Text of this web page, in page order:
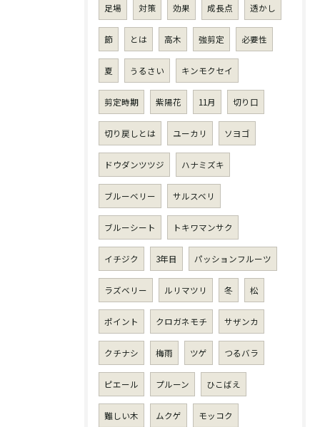
足場 対策 効果 成長点 透かし
節 とは 高木 強剪定 必要性
夏 うるさい キンモクセイ
剪定時期 紫陽花 11月 切り口
切り戻しとは ユーカリ ソヨゴ
ドウダンツツジ ハナミズキ
ブルーベリー サルスベリ
ブルーシート トキワマンサク
イチジク 3年目 パッションフルーツ
ラズベリー ルリマツリ 冬 松
ポイント クロガネモチ サザンカ
クチナシ 梅雨 ツゲ つるバラ
ピエール プルーン ひこばえ
難しい木 ムクゲ モッコク